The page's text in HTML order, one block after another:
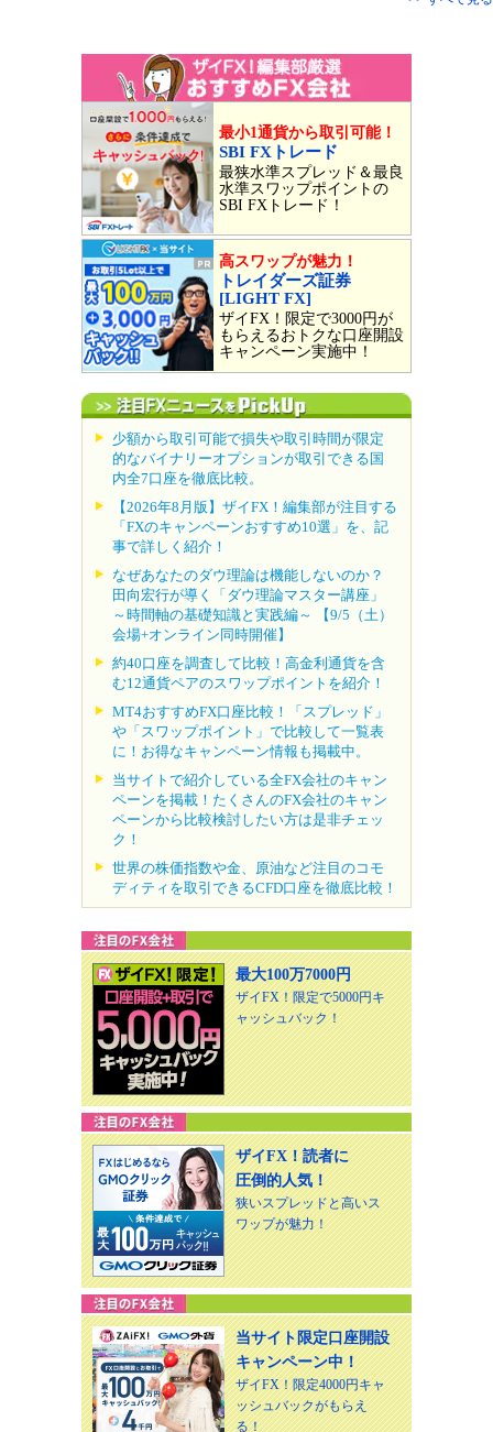
最小1通貨から取引可能！
SBI FXトレード
最狭水準スプレッド＆最良
水準スワップポイントの
SBI FXトレード！
高スワップが魅力！
トレイダーズ証券
[LIGHT FX]
ザイFX！限定で3000円が
もらえるおトクな口座開設
キャンペーン実施中！
少額から取引可能で損失や取引時間が限定
的なバイナリーオプションが取引できる国
内全7口座を徹底比較。
【2026年8月版】ザイFX！編集部が注目する
「FXのキャンペーンおすすめ10選」を、記
事で詳しく紹介！
なぜあなたのダウ理論は機能しないのか？
田向宏行が導く「ダウ理論マスター講座」
～時間軸の基礎知識と実践編～ 【9/5（土）
会場+オンライン同時開催】
約40口座を調査して比較！高金利通貨を含
む12通貨ペアのスワップポイントを紹介！
MT4おすすめFX口座比較！「スプレッド」
や「スワップポイント」で比較して一覧表
に！お得なキャンペーン情報も掲載中。
当サイトで紹介している全FX会社のキャン
ペーンを掲載！たくさんのFX会社のキャン
ペーンから比較検討したい方は是非チェッ
ク！
世界の株価指数や金、原油など注目のコモ
ディティを取引できるCFD口座を徹底比較！
最大100万7000円
ザイFX！限定で5000円キ
ャッシュバック！
ザイFX！読者に
圧倒的人気！
狭いスプレッドと高いス
ワップが魅力！
当サイト限定口座開設
キャンペーン中！
ザイFX！限定4000円キャ
ッシュバックがもらえ
る！